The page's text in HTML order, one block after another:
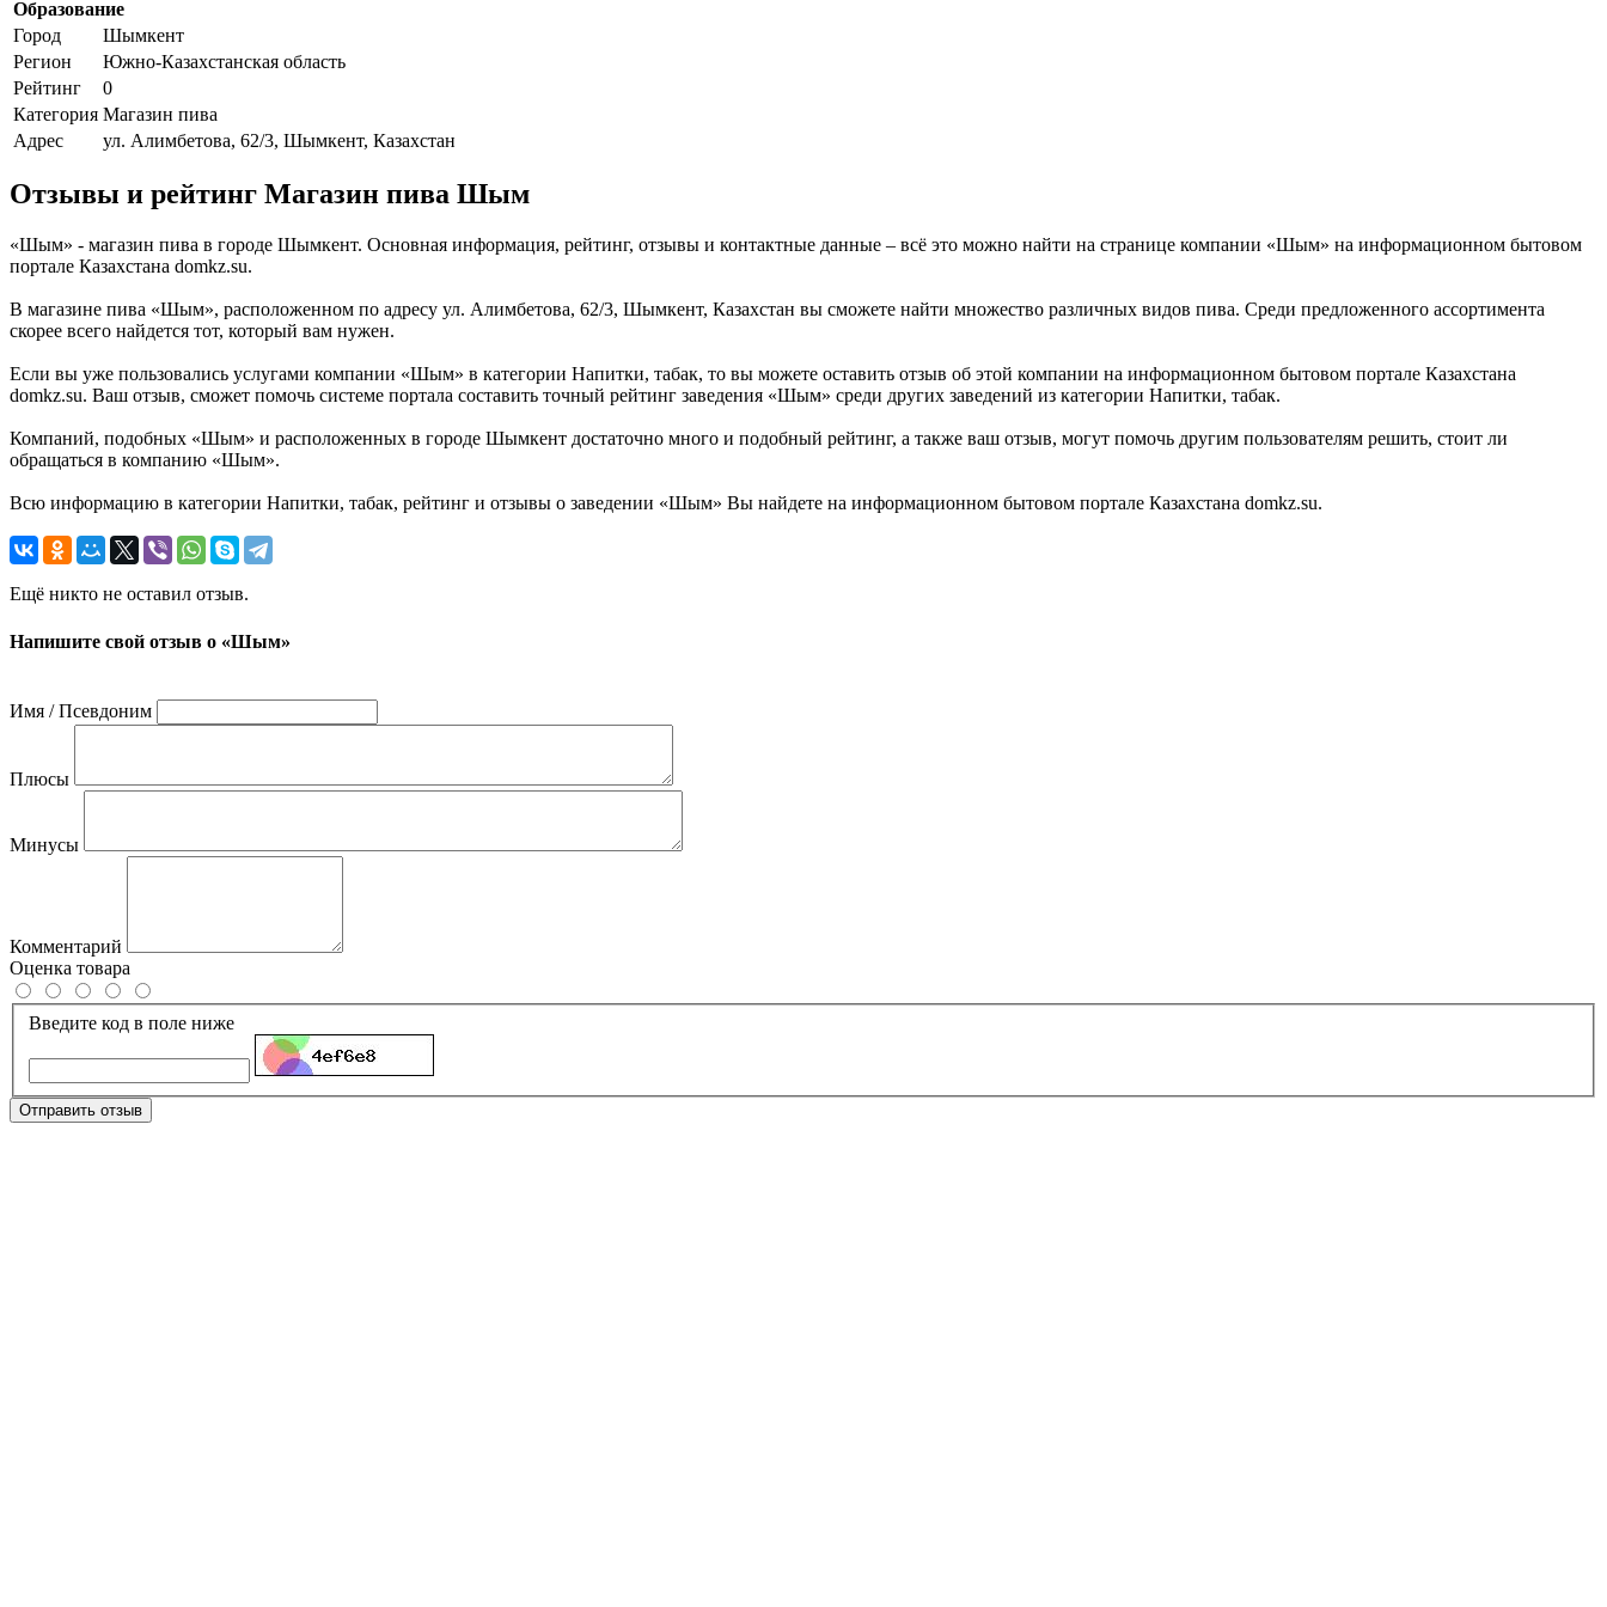
Образование
Город
Шымкент
Регион
Южно-Казахстанская область
Рейтинг
0
Категория Магазин пива
Адрес
ул. Алимбетова, 62/3, Шымкент, Казахстан
Отзывы и рейтинг Магазин пива Шым
«Шым» - магазин пива в городе Шымкент. Основная информация, рейтинг, отзывы и контактные данные – всё это можно найти на странице компании «Шым» на информационном бытовом
портале Казахстана domkz.su.
В магазине пива «Шым», расположенном по адресу ул. Алимбетова, 62/3, Шымкент, Казахстан вы сможете найти множество различных видов пива. Среди предложенного ассортимента
скорее всего найдется тот, который вам нужен.
Если вы уже пользовались услугами компании «Шым» в категории Напитки, табак, то вы можете оставить отзыв об этой компании на информационном бытовом портале Казахстана
domkz.su. Ваш отзыв, сможет помочь системе портала составить точный рейтинг заведения «Шым» среди других заведений из категории Напитки, табак.
Компаний, подобных «Шым» и расположенных в городе Шымкент достаточно много и подобный рейтинг, а также ваш отзыв, могут помочь другим пользователям решить, стоит ли
обращаться в компанию «Шым».
Всю информацию в категории Напитки, табак, рейтинг и отзывы о заведении «Шым» Вы найдете на информационном бытовом портале Казахстана domkz.su.
Ещё никто не оставил отзыв.
Напишите свой отзыв о «Шым»
Имя / Псевдоним
Плюсы
Минусы
Комментарий
Оценка товара
Введите код в поле ниже
Отправить отзыв